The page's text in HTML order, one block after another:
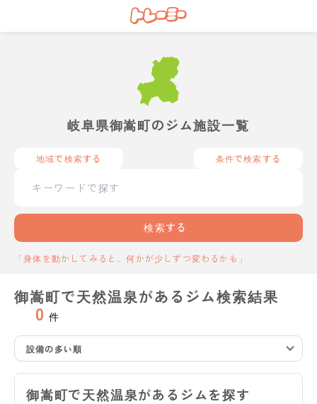
岐阜県御嵩町のジム施設一覧
地域で検索する 条件で検索する
検索する
「身体を動かしてみると、何かが少しずつ変わるかも」
御嵩町で天然温泉があるジム検索結果
0 件
設備の多い順
御嵩町で天然温泉があるジムを探す